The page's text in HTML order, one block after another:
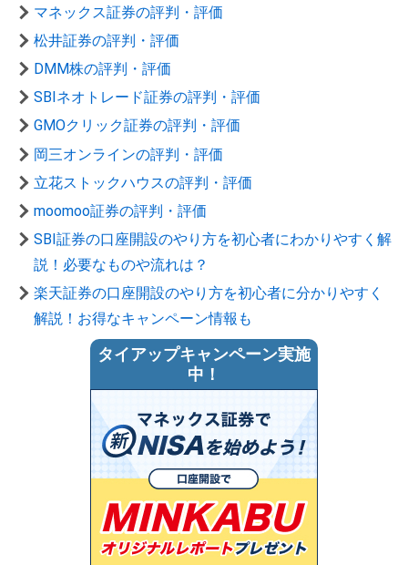
マネックス証券の評判・評価
松井証券の評判・評価
DMM株の評判・評価
SBIネオトレード証券の評判・評価
GMOクリック証券の評判・評価
岡三オンラインの評判・評価
立花ストックハウスの評判・評価
moomoo証券の評判・評価
SBI証券の口座開設のやり方を初心者にわかりやすく解
説！必要なものや流れは？
楽天証券の口座開設のやり方を初心者に分かりやすく
解説！お得なキャンペーン情報も
タイアップキャンペーン実施
中！